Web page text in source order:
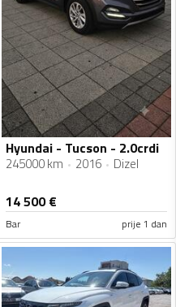
Hyundai - Tucson - 2.0crdi
245000 km 2016 Dizel
14 500€
Bar prije 1 dan